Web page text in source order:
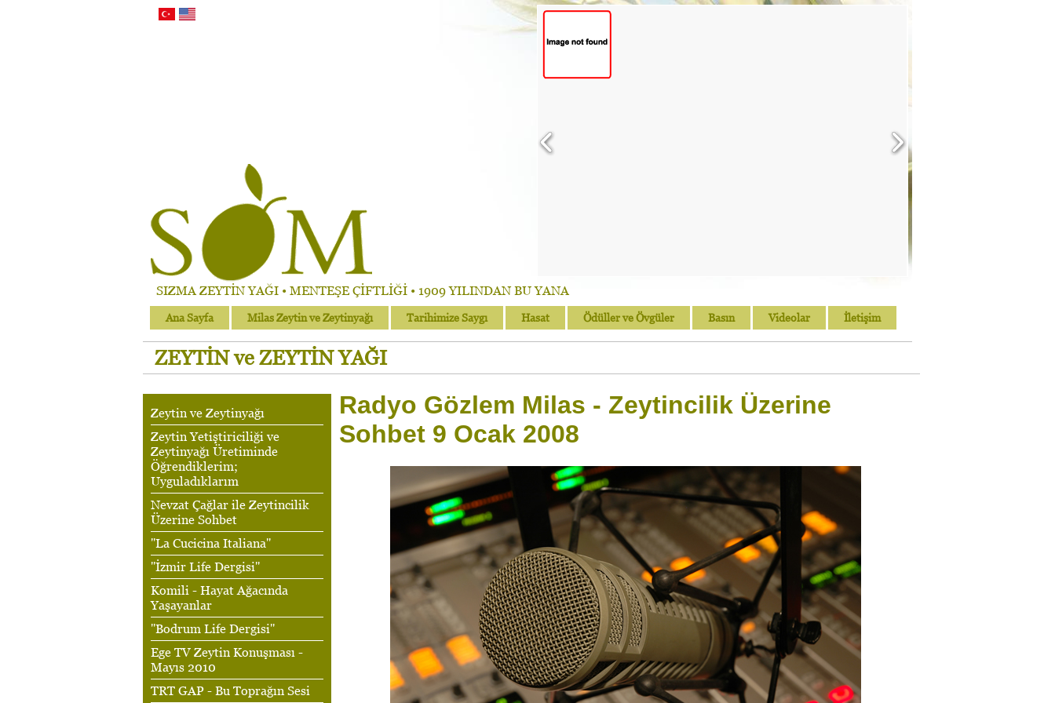
SIZMA ZEYTİN YAĞI • MENTEŞE ÇİFTLİĞİ • 1909 YILINDAN BU YANA
Ana Sayfa Milas Zeytin ve Zeytinyağı Tarihimize Saygı Hasat Ödüller ve Övgüler Basın Videolar İletişim
ZEYTİN ve ZEYTİN YAĞI
Zeytin ve Zeytinyağı
Zeytin Yetiştiriciliği ve
Zeytinyağı Üretiminde
Öğrendiklerim;
Uyguladıklarım
Nevzat Çağlar ile Zeytincilik
Üzerine Sohbet
''La Cucicina Italiana''
''İzmir Life Dergisi''
Komili - Hayat Ağacında
Yaşayanlar
''Bodrum Life Dergisi''
Ege TV Zeytin Konuşması -
Mayıs 2010
TRT GAP - Bu Toprağın Sesi
Radyo Gözlem Milas - Zeytincilik Üzerine
Sohbet 9 Ocak 2008